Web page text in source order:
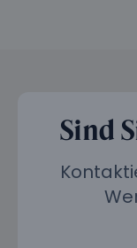
Sind